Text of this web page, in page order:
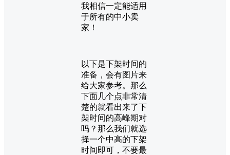
我相信一定能适用
于所有的中小卖
家！
以下是下架时间的
准备，会有图片来
给大家参考。那么
下面几个点非常清
楚的就看出来了下
架时间的高峰期对
吗？那么我们就选
择一个中高的下架
时间即可，不要最